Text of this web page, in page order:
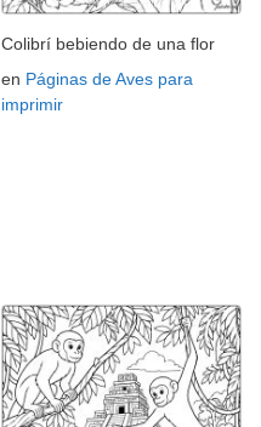
Colibrí bebiendo de una flor
en Páginas de Aves para
imprimir